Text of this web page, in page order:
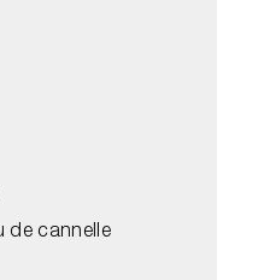
de cannelle